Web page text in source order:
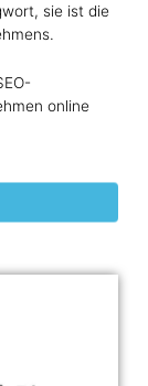
sie ist die
online